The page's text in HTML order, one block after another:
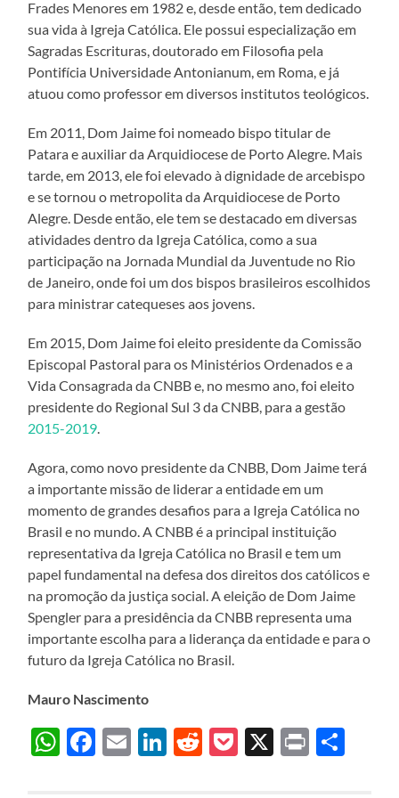
Frades Menores em 1982 e, desde então, tem dedicado
sua vida à Igreja Católica. Ele possui especialização em
Sagradas Escrituras, doutorado em Filosofia pela
Pontifícia Universidade Antonianum, em Roma, e já
atuou como professor em diversos institutos teológicos.
Em 2011, Dom Jaime foi nomeado bispo titular de
Patara e auxiliar da Arquidiocese de Porto Alegre. Mais
tarde, em 2013, ele foi elevado à dignidade de arcebispo
e se tornou o metropolita da Arquidiocese de Porto
Alegre. Desde então, ele tem se destacado em diversas
atividades dentro da Igreja Católica, como a sua
participação na Jornada Mundial da Juventude no Rio
de Janeiro, onde foi um dos bispos brasileiros escolhidos
para ministrar catequeses aos jovens.
Em 2015, Dom Jaime foi eleito presidente da Comissão
Episcopal Pastoral para os Ministérios Ordenados e a
Vida Consagrada da CNBB e, no mesmo ano, foi eleito
presidente do Regional Sul 3 da CNBB, para a gestão
2015-2019.
Agora, como novo presidente da CNBB, Dom Jaime terá
a importante missão de liderar a entidade em um
momento de grandes desafios para a Igreja Católica no
Brasil e no mundo. A CNBB é a principal instituição
representativa da Igreja Católica no Brasil e tem um
papel fundamental na defesa dos direitos dos católicos e
na promoção da justiça social. A eleição de Dom Jaime
Spengler para a presidência da CNBB representa uma
importante escolha para a liderança da entidade e para o
futuro da Igreja Católica no Brasil.
Mauro Nascimento
WhatsApp
Facebook
EmailLinkedIn
Reddit
Pocket
X Print